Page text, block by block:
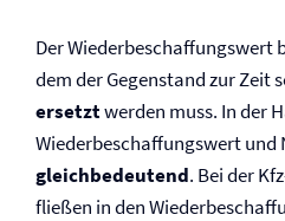
Der Wiederbeschaffungswert
dem der Gegenstand zur Zeit
ersetztwerden muss. In der
Wiederbeschaffungswert und
gleichbedeutend. Bei der
fließen in den